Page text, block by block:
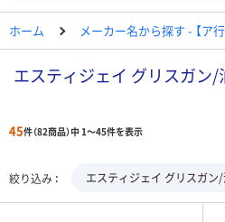
ホーム メーカー名から探す - 【ア行
エスティジェイ グリスガン/
45件（82商品）中 1～45件を表示
絞り込み エスティジェイ グリスガン